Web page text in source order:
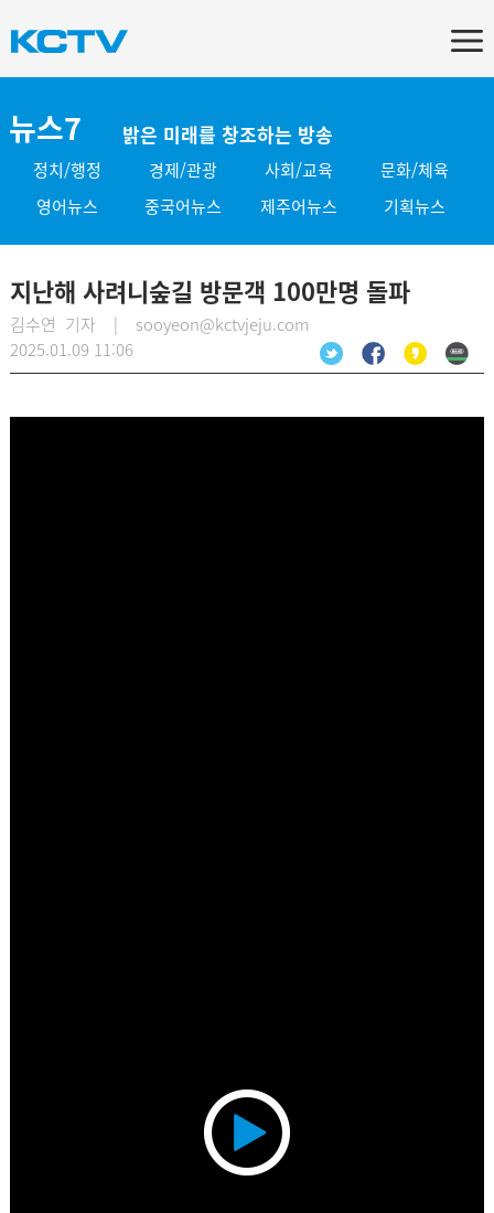
뉴스7 밝은 미래를 창조하는 방송
정치/행정 경제/관광 사회/교육
문화/체육
영어뉴스
중국어뉴스 제주어뉴스 기획뉴스
지난해 사려니숲길 방문객 100만명 돌파
김수연 기자 | sooyeon@kctvjeju.com
2025.01.09 11:06
Play